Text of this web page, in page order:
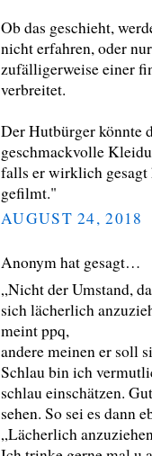
Ob das geschieht,
nicht erfahren, oder
zufälligerweise einer
verbreitet.
Der Hutbürger könnte
geschmackvolle
falls er wirklich
gefilmt."
AUGUST 24, 2018
Anonym hat gesagt…
„Nicht der Umstand,
sich lächerlich
meint ppq,
andere meinen er soll
Schlau bin ich
schlau einschätzen.
sehen. So sei es dann
„Lächerlich